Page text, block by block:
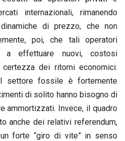
internazionali, rimanendo
di prezzo, che non
poi, che tali operatori
a effettuare nuovi, costosi
dei ritorni economici.
settore fossile è fortemente
di solito hanno bisogno di
ammortizzati. Invece, il quadro
anche dei relativi referendum,
forte “giro di vite” in senso